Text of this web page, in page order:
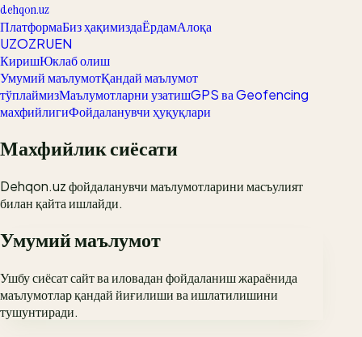
dehqon.uz
ПлатформаБиз ҳақимиздаЁрдамАлоқа
UZOZRUEN
КиришЮклаб олиш
Умумий маълумотҚандай маълумот
тўплаймизМаълумотларни узатишGPS ва Geofencing
махфийлигиФойдаланувчи ҳуқуқлари
Махфийлик сиёсати
Dehqon.uz фойдаланувчи маълумотларини масъулият
билан қайта ишлайди.
Умумий маълумот
Ушбу сиёсат сайт ва иловадан фойдаланиш жараёнида
маълумотлар қандай йиғилиши ва ишлатилишини
тушунтиради.